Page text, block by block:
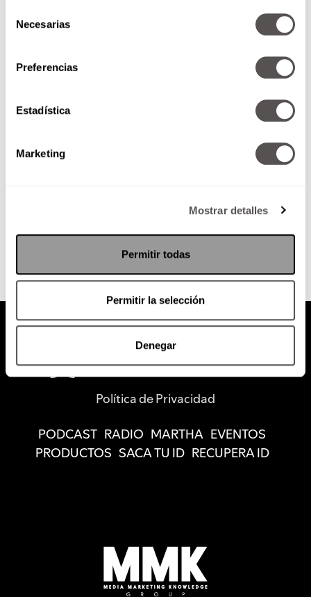
Necesarias
Preferencias
Estadística
Marketing
Mostrar detalles
Permitir todas
Permitir la selección
Denegar
Política de Privacidad
PODCAST RADIO MARTHA EVENTOS
PRODUCTOS SACA TU ID RECUPERA ID